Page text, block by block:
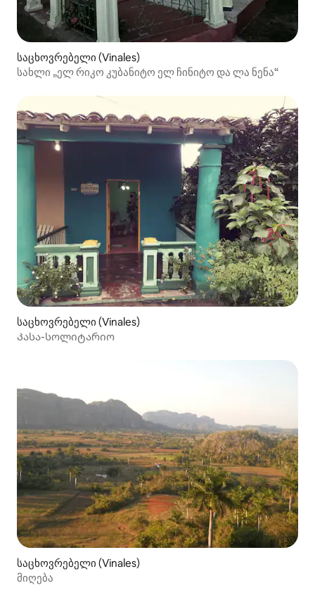
საცხოვრებელი (Vinales)
სახლი „ელ რიკო კუბანიტო ელ ჩინიტო და ლა ნენა“
საცხოვრებელი (Vinales)
Კასა-სოლიტარიო
საცხოვრებელი (Vinales)
მიღება